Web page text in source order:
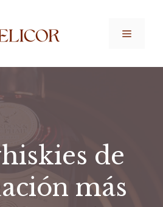
Menú
de
más